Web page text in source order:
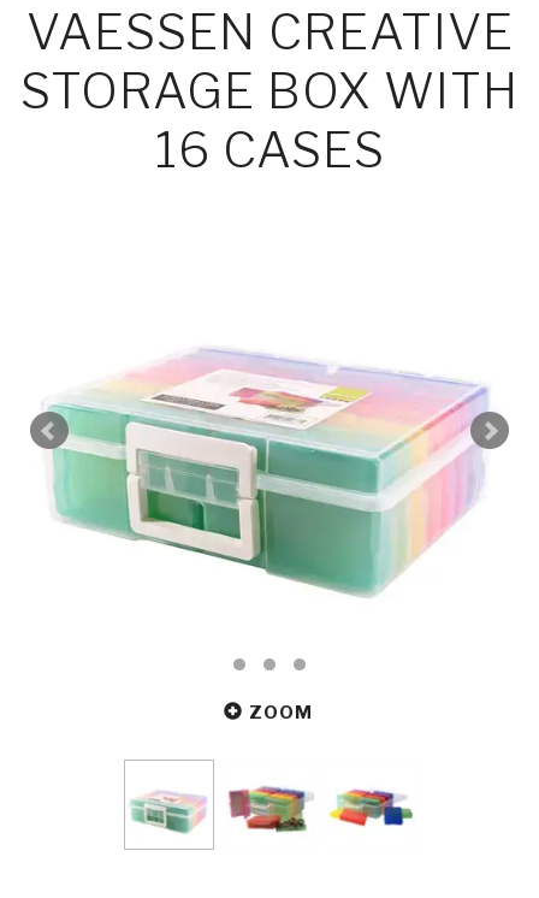
VAESSEN CREATIVE
STORAGE BOX WITH
16 CASES
ZOOM